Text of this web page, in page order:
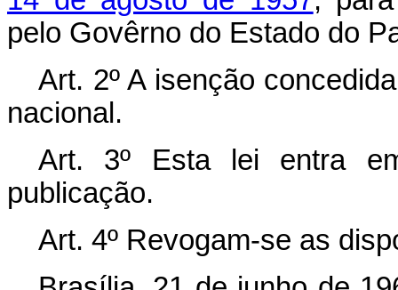
pelo Govêrno do Estado do
Art. 2º A isenção
nacional.
Art. 3º Esta lei entra
publicação.
Art. 4º Revogam-se as